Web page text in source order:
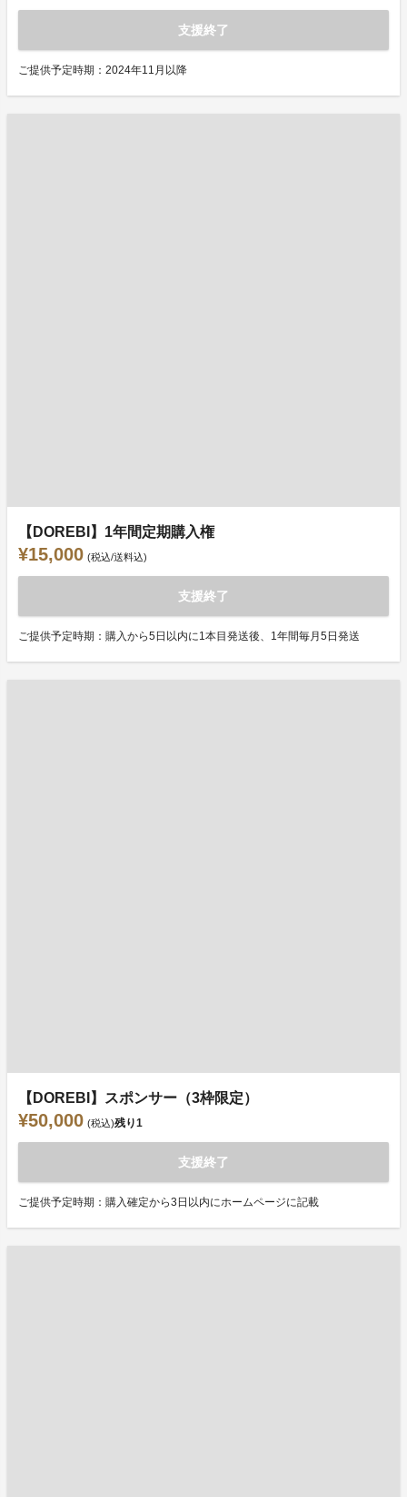
支援終了
ご提供予定時期：2024年11月以降
【DOREBI】1年間定期購入権
¥15,000 (税込/送料込)
支援終了
ご提供予定時期：購入から5日以内に1本目発送後、1年間毎月5日発送
【DOREBI】スポンサー（3枠限定）
¥50,000 (税込)残り1
支援終了
ご提供予定時期：購入確定から3日以内にホームページに記載